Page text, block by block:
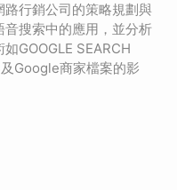
行銷公司的策略規劃與
搜索中的應用，並分析
GOOGLE SEARCH
Google商家檔案的影